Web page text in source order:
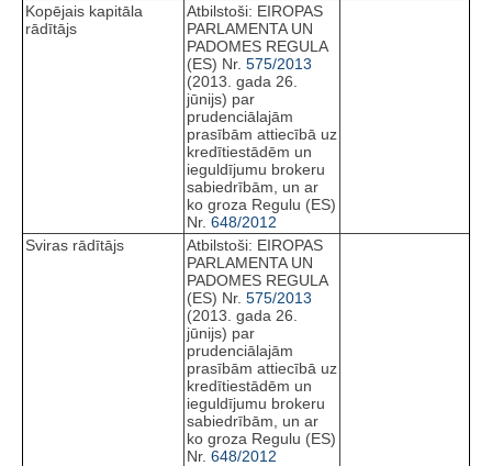
Kopējais kapitāla
rādītājs
Atbilstoši: EIROPAS
PARLAMENTA UN
PADOMES REGULA
(ES) Nr. 575/2013
(2013. gada 26.
jūnijs) par
prudenciālajām
prasībām attiecībā uz
kredītiestādēm un
ieguldījumu brokeru
sabiedrībām, un ar
ko groza Regulu (ES)
Nr. 648/2012
Sviras rādītājs
Atbilstoši: EIROPAS
PARLAMENTA UN
PADOMES REGULA
(ES) Nr. 575/2013
(2013. gada 26.
jūnijs) par
prudenciālajām
prasībām attiecībā uz
kredītiestādēm un
ieguldījumu brokeru
sabiedrībām, un ar
ko groza Regulu (ES)
Nr. 648/2012